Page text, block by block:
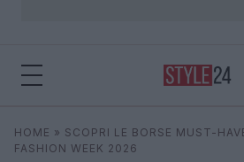
Cerca
HOME » SCOPRI LE BORSE MUST-
FASHION WEEK 2026